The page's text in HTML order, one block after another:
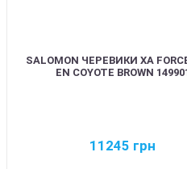
SALOMON ЧЕРЕВИКИ XA
EN COYOTE BROWN
11245 грн